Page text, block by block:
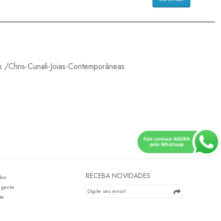
/Chris-Cunali-Joias-Contemporâneas
RECEBA NOVIDADES